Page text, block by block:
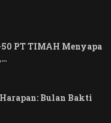
PT TIMAH Menyapa
Harapan: Bulan Bakti